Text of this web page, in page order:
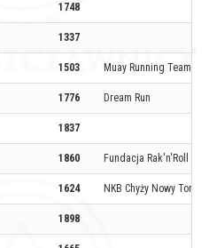
1748
1337
1503 Muay Running Team
1776 Dream Run
1837
1860 Fundacja Rak'n'Roll
1624 NKB Chyży Nowy Tomyśl
1898